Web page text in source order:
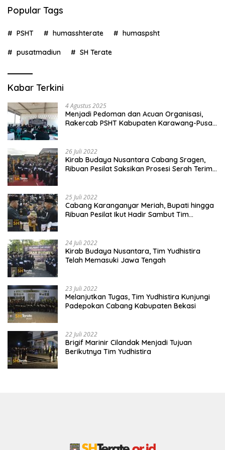
Popular Tags
PSHT humasshterate humaspsht
pusatmadiun SH Terate
Kabar Terkini
4 Agustus 2025
Menjadi Pedoman dan Acuan Organisasi,
Rakercab PSHT Kabupaten Karawang-Pusat
26 Juli 2022
Kirab Budaya Nusantara Cabang Sragen,
Ribuan Pesilat Saksikan Prosesi Serah Terima
25 Juli 2022
Cabang Karanganyar Meriah, Bupati hingga
Ribuan Pesilat Ikut Hadir Sambut Tim
24 Juli 2022
Kirab Budaya Nusantara, Tim Yudhistira
Telah Memasuki Jawa Tengah
23 Juli 2022
Melanjutkan Tugas, Tim Yudhistira Kunjungi
Padepokan Cabang Kabupaten Bekasi
22 Juli 2022
Brigif Marinir Cilandak Menjadi Tujuan
Berikutnya Tim Yudhistira